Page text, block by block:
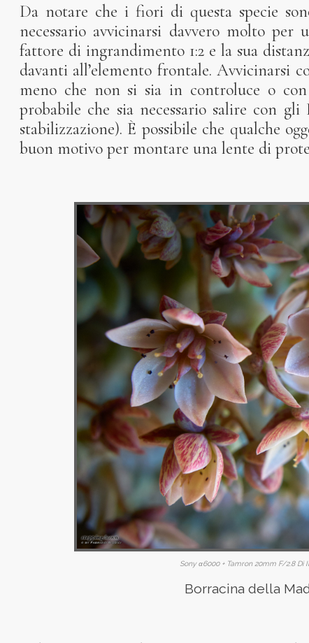
Da notare che i fiori di questa specie
necessario avvicinarsi davvero molto
fattore di ingrandimento 1:2 e la sua
davanti all’elemento frontale. Avvicinarsi
meno che non si sia in controluce o
probabile che sia necessario salire con
stabilizzazione). È possibile che qualche
buon motivo per montare una lente di
Sony α6000 + Tamron 20mm F/2.8 Di
Borracina della